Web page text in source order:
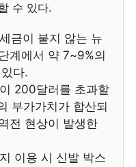
수 있다.
금이 붙지 않는 뉴
계에서 약 7~9%의
다.
200달러를 초과할
부가가치가 합산되
전 현상이 발생한
이용 시 신발 박스